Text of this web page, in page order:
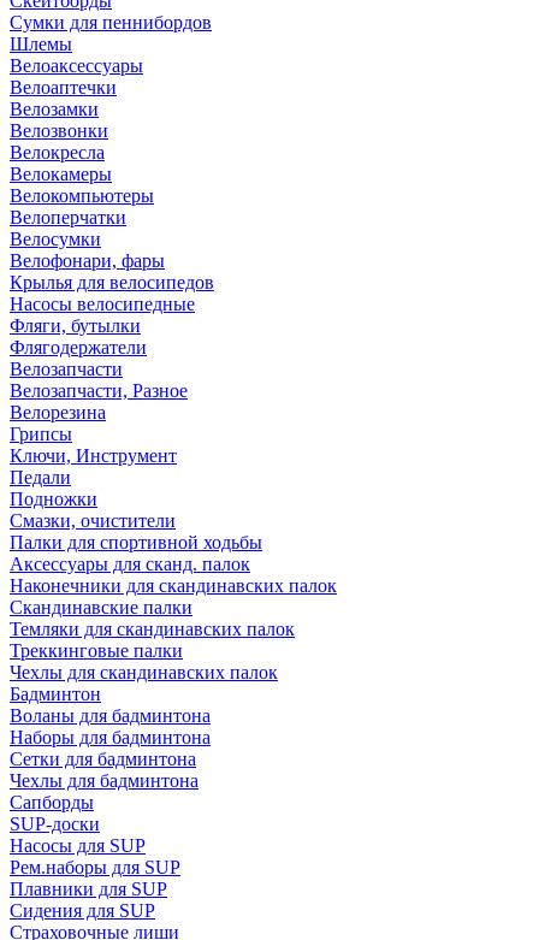
Сумки для пеннибордов
Шлемы
Велоаксессуары
Велоаптечки
Велозамки
Велозвонки
Велокресла
Велокамеры
Велокомпьютеры
Велоперчатки
Велосумки
Велофонари, фары
Крылья для велосипедов
Насосы велосипедные
Фляги, бутылки
Флягодержатели
Велозапчасти
Велозапчасти, Разное
Велорезина
Грипсы
Ключи, Инструмент
Педали
Подножки
Смазки, очистители
Палки для спортивной ходьбы
Аксессуары для сканд. палок
Наконечники для скандинавских палок
Скандинавские палки
Темляки для скандинавских палок
Треккинговые палки
Чехлы для скандинавских палок
Бадминтон
Воланы для бадминтона
Наборы для бадминтона
Сетки для бадминтона
Чехлы для бадминтона
Сапборды
SUP-доски
Насосы для SUP
Рем.наборы для SUP
Плавники для SUP
Сидения для SUP
Страховочные лиши